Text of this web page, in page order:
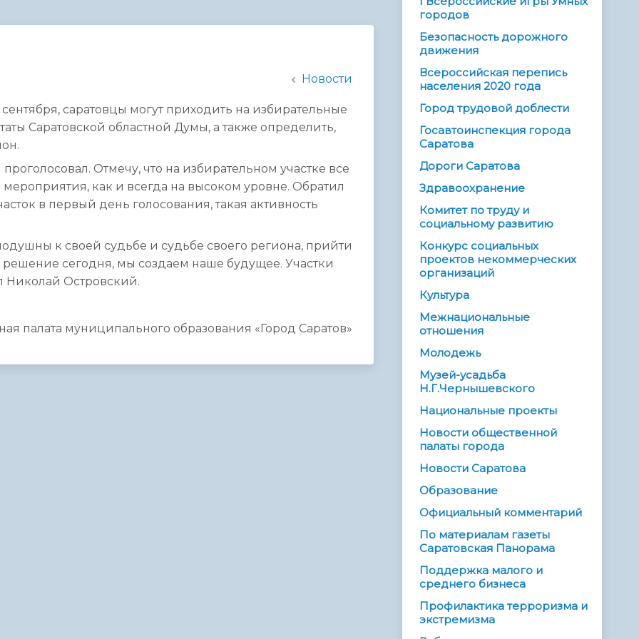
Новости
саратовцы могут приходить на избирательные
Саратовской областной Думы, а также определить,
Отмечу, что на избирательном участке все
как и всегда на высоком уровне. Обратил
в первый день голосования, такая активность
к своей судьбе и судьбе своего региона, прийти
сегодня, мы создаем наше будущее. Участки
Николай Островский.
палата муниципального образования «Город Саратов»
городов
Безопасность дорожного
движения
Всероссийская перепись
населения 2020 года
Город трудовой доблести
Госавтоинспекция города
Саратова
Дороги Саратова
Здравоохранение
Комитет по труду и
социальному развитию
Конкурс социальных
проектов некоммерческих
организаций
Культура
Межнациональные
отношения
Молодежь
Музей-усадьба
Н.Г.Чернышевского
Национальные проекты
Новости общественной
палаты города
Новости Саратова
Образование
Официальный комментарий
По материалам газеты
Саратовская Панорама
Поддержка малого и
среднего бизнеса
Профилактика терроризма и
экстремизма